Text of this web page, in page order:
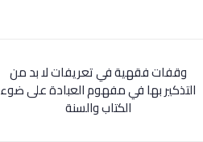
وقفات فقهية في تعريفات لا بد من
التذكير بها في مفهوم العبادة على ضوء
الكتاب والسنة